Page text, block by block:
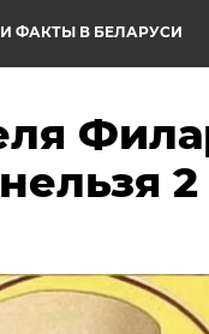
ФАКТЫ В БЕЛАРУСИ